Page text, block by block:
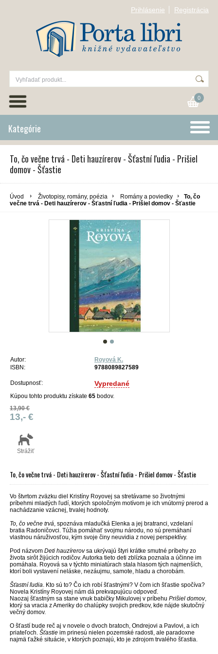
Prihlásenie Registrácia
0
Kategórie
To, čo večne trvá - Deti hauzírerov - Šťastní ľudia - Prišiel
domov - Šťastie
Úvod Životopisy, romány, poézia Romány a poviedky
To, čo
večne trvá - Deti hauzírerov - Šťastní ľudia - Prišiel domov - Šťastie
Autor:
Royová K.
ISBN:
9788089827589
Dostupnosť: Vypredané
Kúpou tohto produktu získate 65 bodov.
13,90 €
13,- €
Strážiť
To, čo večne trvá - Deti hauzírerov - Šťastní ľudia - Prišiel domov - Šťastie
Vo štvrtom zväzku diel Kristíny Royovej sa stretávame so životnými
príbehmi mladých ľudí, ktorých spoločným motívom je ich vnútorný prerod a
nachádzanie vzácnej, trvalej hodnoty.
To, čo večne trvá, spoznáva mladučká Elenka a jej bratranci, vzdelaní
bratia Radoničovci. Túžia pomáhať svojmu národu, no sú premáhaní
vlastnou náruživosťou, kým svoje činy neuvidia z novej perspektívy.
Pod názvom Deti hauzírerovsa ukrývajú štyri krátke smutné príbehy zo
života sirôt žijúcich rodičov. Autorka tieto deti zblízka poznala a účinne im
pomáhala. Royová sa v týchto miniatúrach stala hlasom tých najmenších,
ktorí boli vystavení neláske, nezáujmu, samote, hladu a chorobám.
Šťastní ľudia. Kto sú to? Čo ich robí šťastnými? V čom ich šťastie spočíva?
Novela Kristíny Royovej nám dá prekvapujúcu odpoveď.
Naozaj šťastným sa stane vnuk babičky Mikulovej v príbehu Prišiel domov,
ktorý sa vracia z Ameriky do chalúpky svojich predkov, kde nájde skutočný
večný domov.
O šťastí bude reč aj v novele o dvoch bratoch, Ondrejovi a Pavlovi, a ich
priateľoch. Šťastie im prinesú nielen pozemské radosti, ale paradoxne
najmä ťažké situácie, v ktorých poznajú, kto je zdrojom trvalého šťastia.